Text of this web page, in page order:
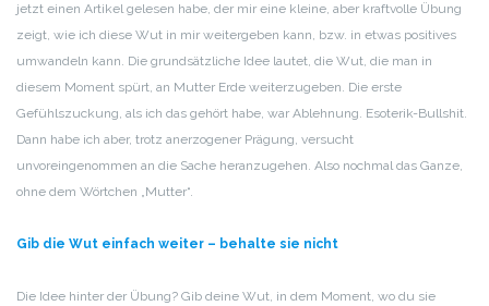
jetzt einen Artikel gelesen habe, der mir eine kleine, aber kraftvolle Übung
zeigt, wie ich diese Wut in mir weitergeben kann, bzw. in etwas positives
umwandeln kann. Die grundsätzliche Idee lautet, die Wut, die man in
diesem Moment spürt, an Mutter Erde weiterzugeben. Die erste
Gefühlszuckung, als ich das gehört habe, war Ablehnung. Esoterik-Bullshit.
Dann habe ich aber, trotz anerzogener Prägung, versucht
unvoreingenommen an die Sache heranzugehen. Also nochmal das Ganze,
ohne dem Wörtchen „Mutter“.
Gib die Wut einfach weiter – behalte sie nicht
Die Idee hinter der Übung? Gib deine Wut, in dem Moment, wo du sie